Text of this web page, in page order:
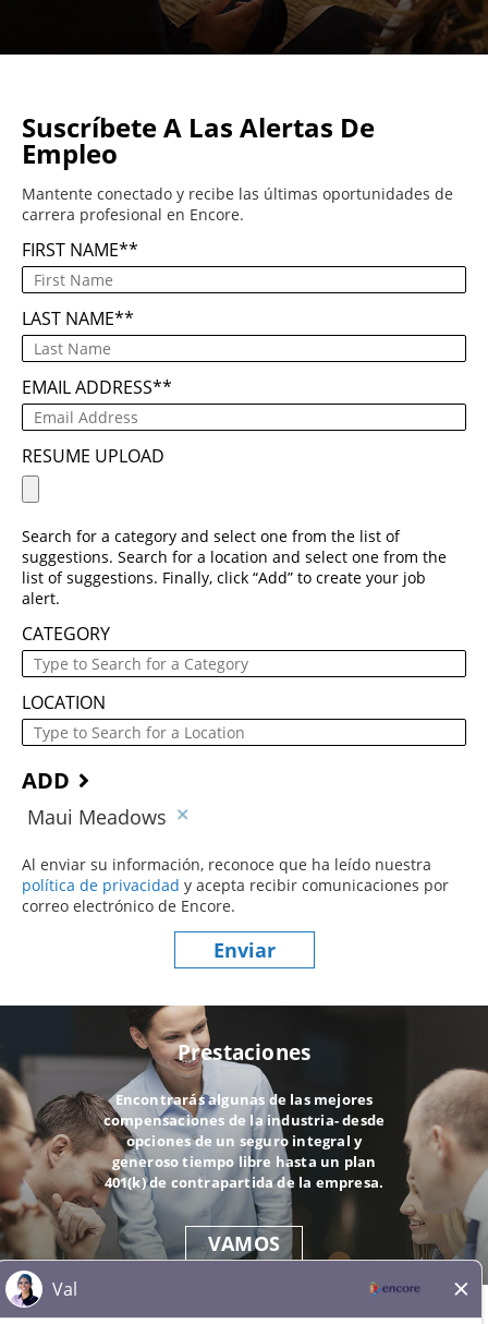
Suscríbete A Las Alertas De
Empleo
Mantente conectado y recibe las últimas oportunidades de
carrera profesional en Encore.
FIRST NAME*
LAST NAME*
EMAIL ADDRESS*
RESUME UPLOAD
Search for a category and select one from the list of
suggestions. Search for a location and select one from the
list of suggestions. Finally, click “Add” to create your job
alert.
CATEGORY
LOCATION
ADD
Maui Meadows
Al enviar su información, reconoce que ha leído nuestra
política de privacidad (este contenido se abre en una nueva
y acepta recibir comunicaciones por
correo electrónico de Encore.
Enviar
Prestaciones
Encontrarás algunas de las mejores
compensaciones de la industria- desde
opciones de un seguro integral y
generoso tiempo libre hasta un plan
401(k) de contrapartida de la empresa.
VAMOS